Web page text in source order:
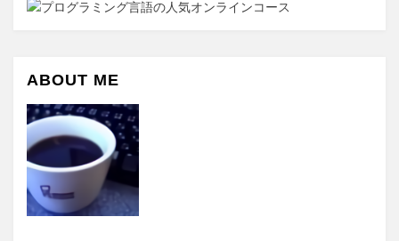
ABOUT ME